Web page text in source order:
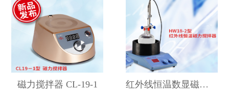
磁力搅拌器 CL-19-1 红外线恒温数显磁力搅拌器 HW18-2